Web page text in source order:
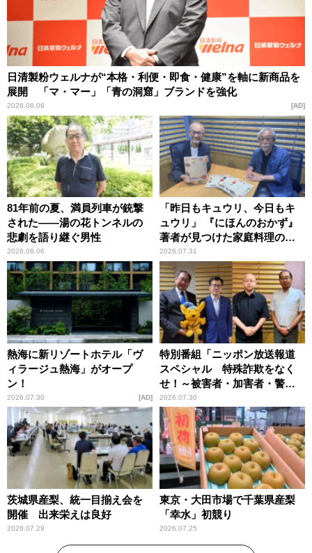
日清製粉ウェルナが“本格・利便・即食・健康”を軸に新商品を
展開 「マ・マー」「青の洞窟」ブランドを強化
2026.08.06 AD
81年前の夏、満員列車が銃撃
された――湯の花トンネルの
悲劇を語り継ぐ男性
2026.08.06
「昨日もキュウリ、今日もキ
ュウリ」 『にほんのおかず』
著者が見つけた家庭料理の知
恵
2026.07.31
熱海に新リゾートホテル「ヴ
ィラージュ熱海」がオープ
ン！
2026.07.30 AD
特別番組「ニッポン放送報道
スペシャル 特殊詐欺をなく
せ！～被害者・加害者・警視
庁が語るトクリュウの実態
～」放送
2026.07.30
茨城県産梨、統一目揃え会を
開催 出来栄えは良好
2026.07.29
東京・大田市場で千葉県産梨
「幸水」初競り
2026.07.25